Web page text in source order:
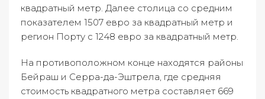
квадратный метр. Далее столица со средним
показателем 1507 евро за квадратный метр и
регион Порту с 1248 евро за квадратный метр.
На противоположном конце находятся районы
Бейраш и Серра-да-Эштрела, где средняя
стоимость квадратного метра составляет 669